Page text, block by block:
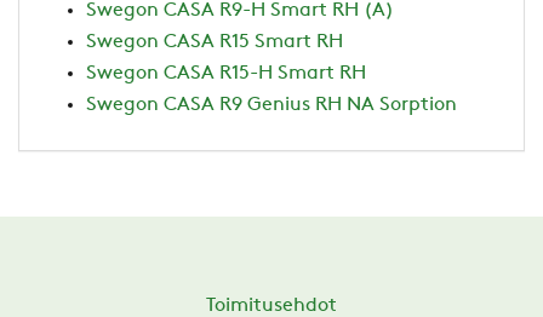
Swegon CASA R9-H Smart RH (A)
Swegon CASA R15 Smart RH
Swegon CASA R15-H Smart RH
Swegon CASA R9 Genius RH NA Sorption
Toimitusehdot